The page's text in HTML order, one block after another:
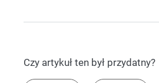
Czy artykuł ten był przydatny?